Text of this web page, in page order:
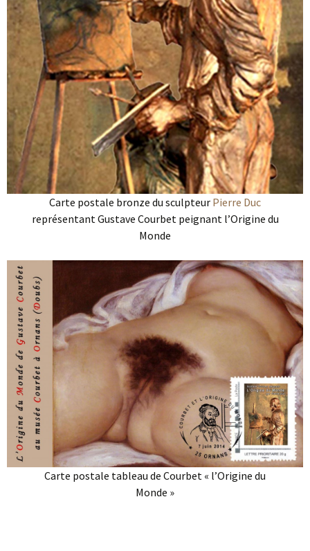
Carte postale bronze du sculpteur Pierre Duc
représentant Gustave Courbet peignant l’Origine du
Monde
Carte postale tableau de Courbet « l’Origine du
Monde »